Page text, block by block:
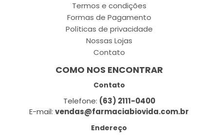
Termos e condições
Formas de Pagamento
Políticas de privacidade
Nossas Lojas
Contato
COMO NOS ENCONTRAR
Contato
Telefone: (63) 2111-0400
E-mail: vendas@farmaciabiovida.com.br
Endereço